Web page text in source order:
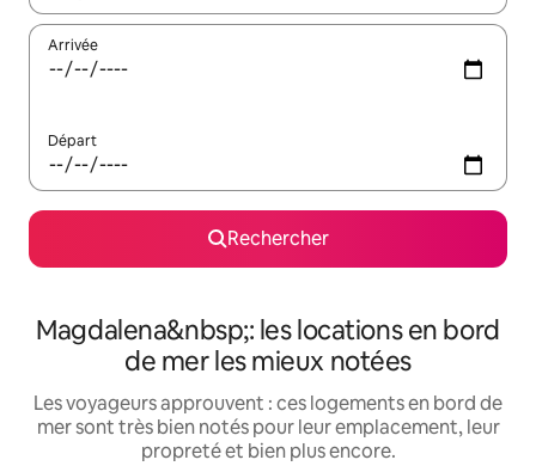
Arrivée
Départ
Rechercher
Magdalena&nbsp;: les locations en bord
de mer les mieux notées
Les voyageurs approuvent : ces logements en bord de
mer sont très bien notés pour leur emplacement, leur
propreté et bien plus encore.